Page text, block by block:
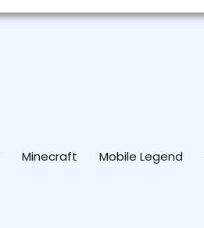
Minecraft Mobile Legend